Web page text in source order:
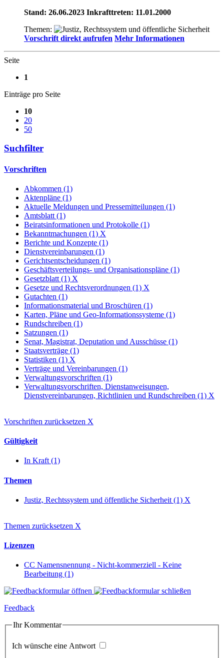
Stand: 26.06.2023 Inkrafttreten: 11.01.2000
Themen:
Vorschrift direkt aufrufen Mehr Informationen
Seite
1
Einträge pro Seite
10
20
50
Suchfilter
Vorschriften
Abkommen (1)
Aktenpläne (1)
Aktuelle Meldungen und Pressemitteilungen (1)
Amtsblatt (1)
Beiratsinformationen und Protokolle (1)
Bekanntmachungen (1) X
Berichte und Konzepte (1)
Dienstvereinbarungen (1)
Gerichtsentscheidungen (1)
Geschäftsverteilungs- und Organisationspläne (1)
Gesetzblatt (1) X
Gesetze und Rechtsverordnungen (1) X
Gutachten (1)
Informationsmaterial und Broschüren (1)
Karten, Pläne und Geo-Informationssysteme (1)
Rundschreiben (1)
Satzungen (1)
Senat, Magistrat, Deputation und Ausschüsse (1)
Staatsverträge (1)
Statistiken (1) X
Verträge und Vereinbarungen (1)
Verwaltungsvorschriften (1)
Verwaltungsvorschriften, Dienstanweisungen,
Dienstvereinbarungen, Richtlinien und Rundschreiben (1) X
Vorschriften zurücksetzen X
Gültigkeit
In Kraft (1)
Themen
Justiz, Rechtssystem und öffentliche Sicherheit (1) X
Themen zurücksetzen X
Lizenzen
CC Namensnennung - Nicht-kommerziell - Keine
Bearbeitung (1)
Feedback
Ihr Kommentar
Ich wünsche eine Antwort